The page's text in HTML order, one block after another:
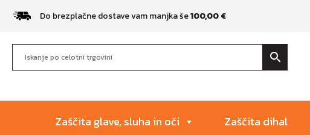
Do brezplačne dostave vam manjka še100,00€
Zaščita glave, sluha in oči Zaščita dihal